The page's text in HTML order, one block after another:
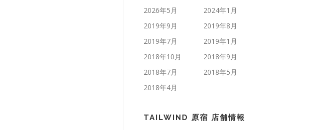
2026年5月
2024年1月
2019年9月
2019年8月
2019年7月
2019年1月
2018年10月
2018年9月
2018年7月
2018年5月
2018年4月
TAILWIND 原宿 店舗情報